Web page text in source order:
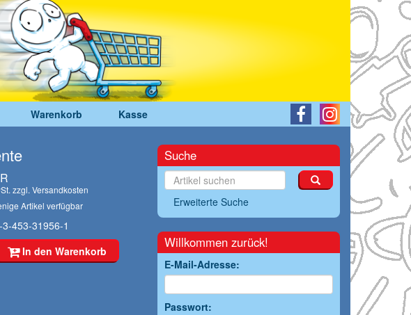
Warenkorb Kasse
zzgl. Versandkosten
Artikel verfügbar
453-31956-1
In den Warenkorb
Suche
Erweiterte Suche
Willkommen zurück!
E-Mail-Adresse:
Passwort: